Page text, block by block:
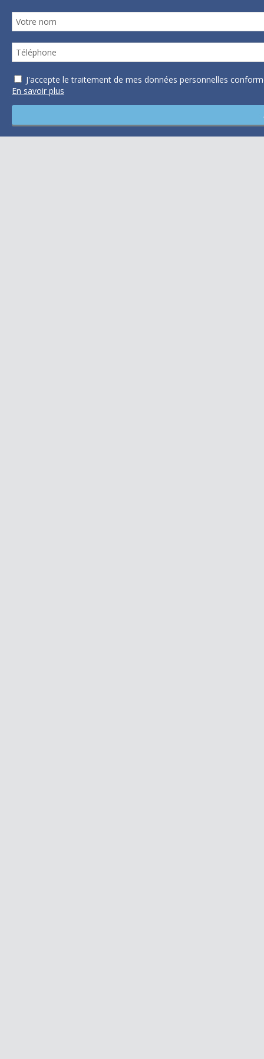
J'accepte le traitement de mes données personnelles
En savoir plus